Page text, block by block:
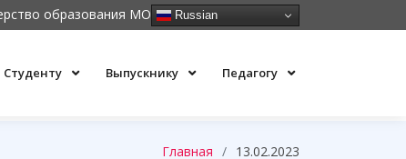
образования МО Russian
Студенту Выпускнику Педагогу
Главная 13.02.2023